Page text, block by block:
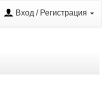
Вход / Регистрация